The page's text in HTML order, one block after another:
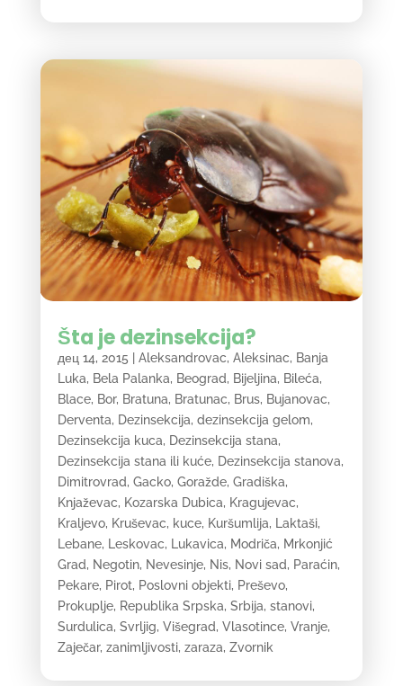
Šta je dezinsekcija?
дец 14, 2015 Aleksandrovac, Aleksinac, Banja
Luka, Bela Palanka, Beograd, Bijeljina, Bileća,
Blace, Bor, Bratuna, Bratunac, Brus, Bujanovac,
Derventa, Dezinsekcija, dezinsekcija gelom,
Dezinsekcija kuca, Dezinsekcija stana,
Dezinsekcija stana ili kuće, Dezinsekcija stanova,
Dimitrovrad, Gacko, Goražde, Gradiška,
Knjaževac, Kozarska Dubica, Kragujevac,
Kraljevo, Kruševac, kuce, Kuršumlija, Laktaši,
Lebane, Leskovac, Lukavica, Modriča, Mrkonjić
Grad, Negotin, Nevesinje, Nis, Novi sad, Paraćin,
Pekare, Pirot, Poslovni objekti, Preševo,
Prokuplje, Republika Srpska, Srbija, stanovi,
Surdulica, Svrljig, Višegrad, Vlasotince, Vranje,
Zaječar, zanimljivosti, zaraza, Zvornik